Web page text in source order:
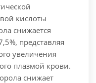
кислоты
снижается
представляя
увеличения
плазмой крови.
снижает